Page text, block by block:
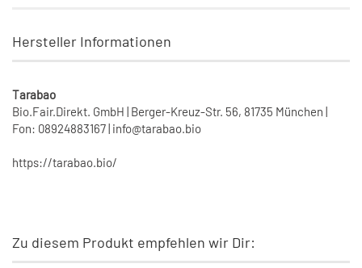
Hersteller Informationen
Tarabao
Bio.Fair.Direkt. GmbH | Berger-Kreuz-Str. 56, 81735 München |
Fon: 08924883167 | info@tarabao.bio
https://tarabao.bio/
Zu diesem Produkt empfehlen wir Dir: